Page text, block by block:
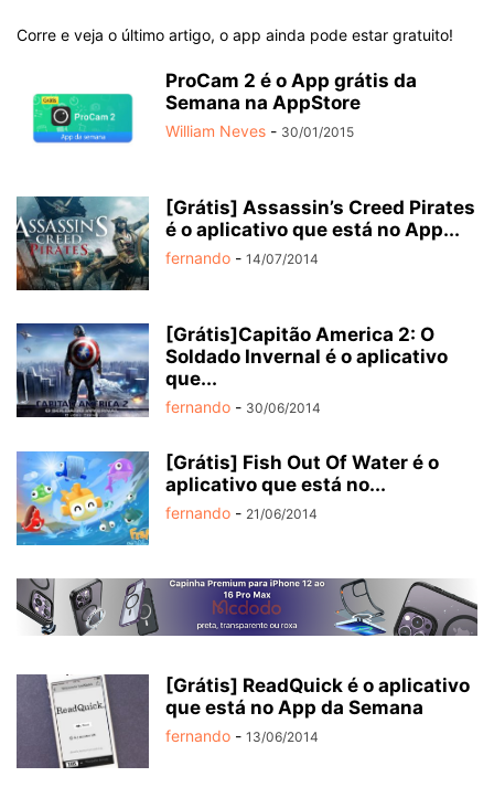
Corre e veja o último artigo, o app ainda pode estar gratuito!
ProCam 2 é o App grátis da
Semana na AppStore
William Neves - 30/01/2015
[Grátis] Assassin’s Creed Pirates
é o aplicativo que está no App...
fernando - 14/07/2014
[Grátis]Capitão America 2: O
Soldado Invernal é o aplicativo
que...
fernando - 30/06/2014
[Grátis] Fish Out Of Water é o
aplicativo que está no...
fernando - 21/06/2014
[Grátis] ReadQuick é o aplicativo
que está no App da Semana
fernando - 13/06/2014